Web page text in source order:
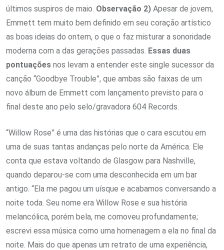
últimos suspiros de maio. Observação 2) Apesar de jovem,
Emmett tem muito bem definido em seu coração artístico
as boas ideias do ontem, o que o faz misturar a sonoridade
moderna com a das gerações passadas. Essas duas
pontuações nos levam a entender este single sucessor da
canção “Goodbye Trouble”, que ambas são faixas de um
novo álbum de Emmett com lançamento previsto para o
final deste ano pelo selo/gravadora 604 Records.
“Willow Rose” é uma das histórias que o cara escutou em
uma de suas tantas andanças pelo norte da América. Ele
conta que estava voltando de Glasgow para Nashville,
quando deparou-se com uma desconhecida em um bar
antigo. “Ela me pagou um uísque e acabamos conversando a
noite toda. Seu nome era Willow Rose e sua história
melancólica, porém bela, me comoveu profundamente;
escrevi essa música como uma homenagem a ela no final da
noite. Mais do que apenas um retrato de uma experiência,